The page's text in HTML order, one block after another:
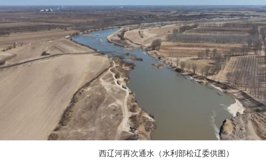
西辽河再次通水（水利部松辽委供图）